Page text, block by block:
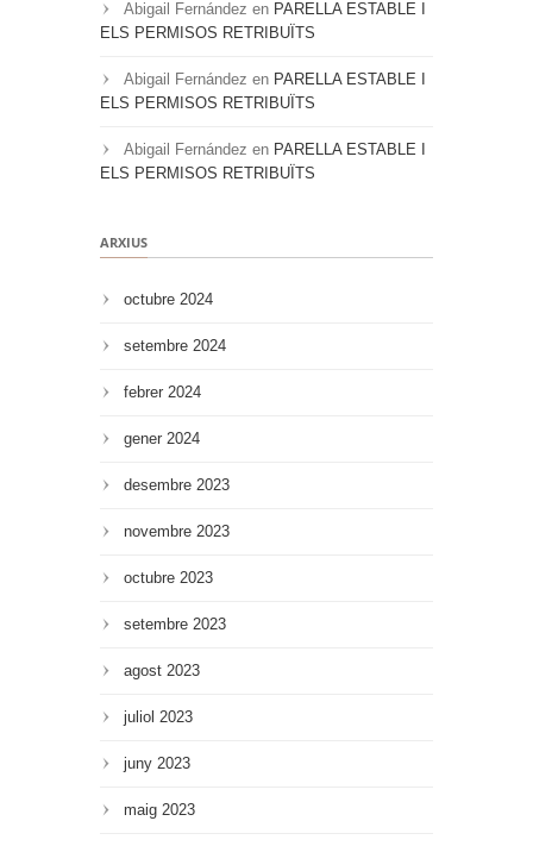
Abigail Fernández en PARELLA ESTABLE I
ELS PERMISOS RETRIBUÏTS
Abigail Fernández en PARELLA ESTABLE I
ELS PERMISOS RETRIBUÏTS
Abigail Fernández en PARELLA ESTABLE I
ELS PERMISOS RETRIBUÏTS
ARXIUS
octubre 2024
setembre 2024
febrer 2024
gener 2024
desembre 2023
novembre 2023
octubre 2023
setembre 2023
agost 2023
juliol 2023
juny 2023
maig 2023